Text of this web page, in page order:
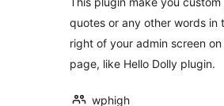
quotes or any other words in
right of your admin screen
page, like Hello Dolly plugin.
wphigh